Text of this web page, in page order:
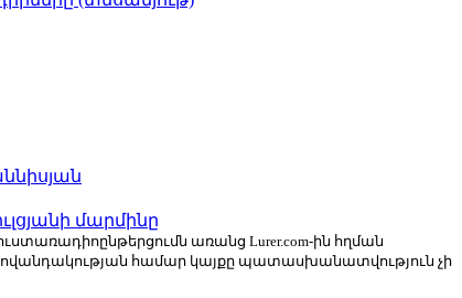
մարմինը
առանց Lurer.com-ին հղման
համար կայքը պատասխանատվություն չի